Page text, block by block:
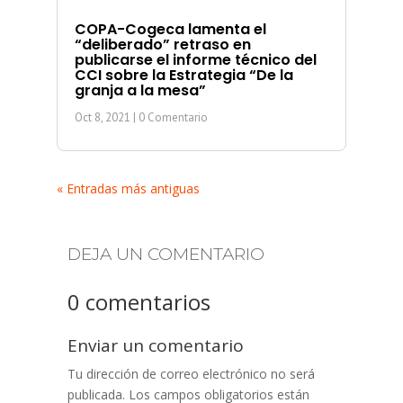
COPA-Cogeca lamenta el
“deliberado” retraso en
publicarse el informe técnico del
CCI sobre la Estrategia “De la
granja a la mesa”
Oct 8, 2021 | 0 Comentario
« Entradas más antiguas
DEJA UN COMENTARIO
0 comentarios
Enviar un comentario
Tu dirección de correo electrónico no será
publicada. Los campos obligatorios están